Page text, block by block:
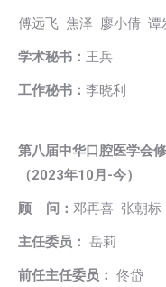
傅远飞 焦泽 廖小倩 谭
学术秘书 ： 王兵
工作秘书： 李晓利
第八届中华口腔医学会
（2023年10月 -今）
顾 问： 邓再喜 张朝标
主任委员： 岳莉
前任主任委员： 佟岱